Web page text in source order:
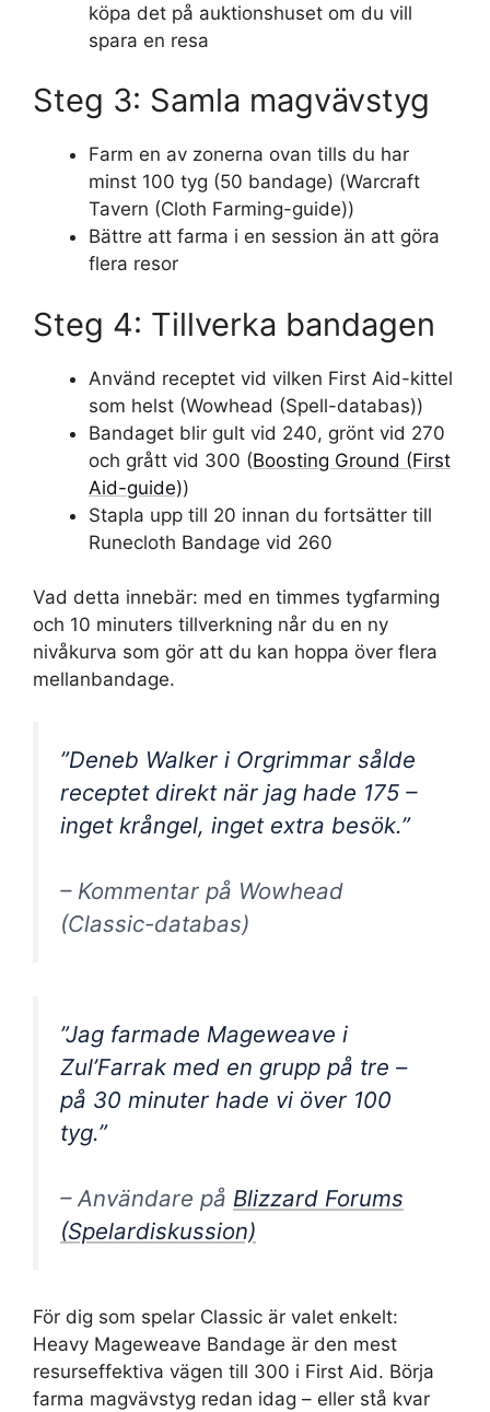
köpa det på auktionshuset om du vill
spara en resa
Steg 3: Samla magvävstyg
Farm en av zonerna ovan tills du har
minst 100 tyg (50 bandage) (Warcraft
Tavern (Cloth Farming-guide))
Bättre att farma i en session än att göra
flera resor
Steg 4: Tillverka bandagen
Använd receptet vid vilken First Aid-kittel
som helst (Wowhead (Spell-databas))
Bandaget blir gult vid 240, grönt vid 270
och grått vid 300 (Boosting Ground (First
Aid-guide))
Stapla upp till 20 innan du fortsätter till
Runecloth Bandage vid 260
Vad detta innebär: med en timmes tygfarming
och 10 minuters tillverkning når du en ny
nivåkurva som gör att du kan hoppa över flera
mellanbandage.
”Deneb Walker i Orgrimmar sålde
receptet direkt när jag hade 175 –
inget krångel, inget extra besök.”
– Kommentar på Wowhead
(Classic-databas)
”Jag farmade Mageweave i
Zul’Farrak med en grupp på tre –
på 30 minuter hade vi över 100
tyg.”
– Användare på Blizzard Forums
(Spelardiskussion)
För dig som spelar Classic är valet enkelt:
Heavy Mageweave Bandage är den mest
resurseffektiva vägen till 300 i First Aid. Börja
farma magvävstyg redan idag – eller stå kvar